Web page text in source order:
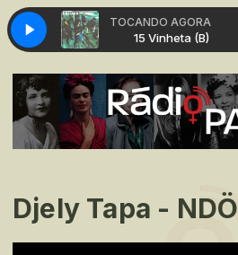
TOCANDO AGORA
(B) 15 Vinheta (B)
Djely Tapa - NDÖ